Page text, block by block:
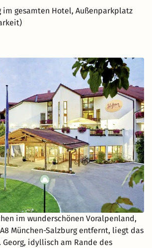
im gesamten Hotel, Außenparkplatz
im wunderschönen Voralpenland,
München-Salzburg entfernt, liegt das
idyllisch am Rande des